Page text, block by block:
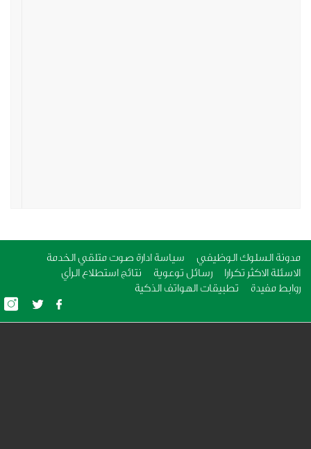
السلوك الوظيفي
سياسة ادارة صوت متلقي الخدمة
الاكثر تكرارا
رسائل توعوية
نتائج استطلاع الرأي
مفيدة
تطبيقات الهواتف الذكية